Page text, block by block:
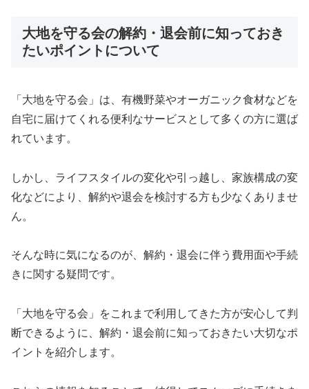
大地を守る会の解約・退会前に知っておき
たいポイントについて
「大地を守る会」は、有機野菜やオーガニック食材などを
自宅に届けてくれる便利なサービスとして多くの方に選ば
れています。
しかし、ライフスタイルの変化や引っ越し、家族構成の変
化などにより、解約や退会を検討する方も少なくありませ
ん。
そんな時に気になるのが、解約・退会に伴う費用面や手続
きに関する疑問です。
「大地を守る会」をこれまで利用してきた方が安心して判
断できるように、解約・退会前に知っておきたい大切なポ
イントを紹介します。